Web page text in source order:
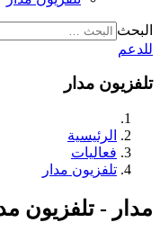
البحث
للدعم
تلفزيون مدار
الرئيسية
فعاليات
تلفزيون مدار
مدار - تلفزيون